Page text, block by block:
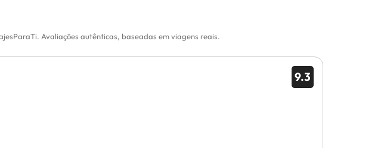
Avaliações autênticas, baseadas em viagens reais.
9.3